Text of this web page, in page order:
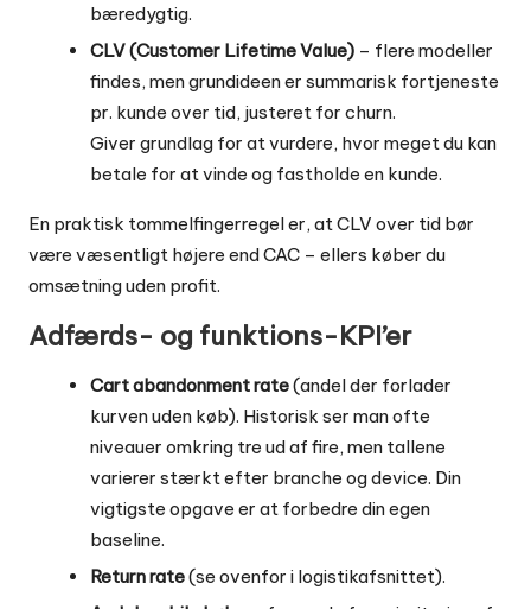
bæredygtig.
CLV (Customer Lifetime Value) – flere modeller
findes, men grundideen er summarisk fortjeneste
pr. kunde over tid, justeret for churn.
Giver grundlag for at vurdere, hvor meget du kan
betale for at vinde og fastholde en kunde.
En praktisk tommelfingerregel er, at CLV over tid bør
være væsentligt højere end CAC – ellers køber du
omsætning uden profit.
Adfærds- og funktions-KPI’er
Cart abandonment rate(andel der forlader
kurven uden køb). Historisk ser man ofte
niveauer omkring tre ud af fire, men tallene
varierer stærkt efter branche og device. Din
vigtigste opgave er at forbedre din egen
baseline.
Return rate(se ovenfor i logistikafsnittet).